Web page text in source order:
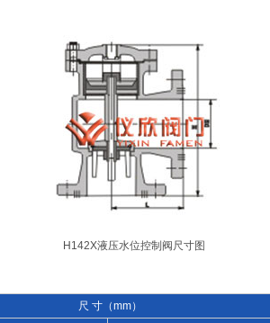
H142X液压水位控制阀尺寸图
尺 寸（mm）